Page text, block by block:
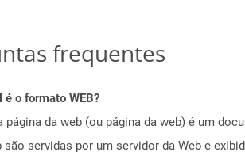
frequentes
é o formato WEB?
página da web (ou página da web) é um
são servidas por um servidor da Web e